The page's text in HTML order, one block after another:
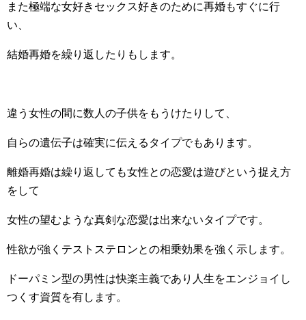
また極端な女好きセックス好きのために再婚もすぐに行
い、
結婚再婚を繰り返したりもします。
違う女性の間に数人の子供をもうけたりして、
自らの遺伝子は確実に伝えるタイプでもあります。
離婚再婚は繰り返しても女性との恋愛は遊びという捉え方
をして
女性の望むような真剣な恋愛は出来ないタイプです。
性欲が強くテストステロンとの相乗効果を強く示します。
ドーパミン型の男性は快楽主義であり人生をエンジョイし
つくす資質を有します。